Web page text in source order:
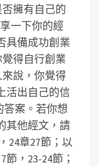
擁有自己的
一下你的經
具備成功創業
得自行創業
說，你覺得
活出自己的信
案。 若你想
其他經文，請
24章27節；以
，23-24節；